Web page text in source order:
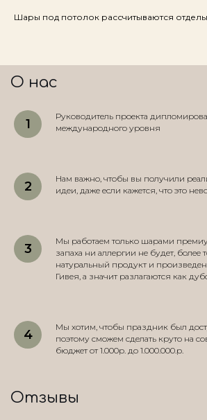
Шары под потолок рассчитываются
О нас
Руководитель проекта
международного уровня
Нам важно, чтобы вы получили
идеи, даже если кажется, что это
Мы работаем только шарами
запаха ни аллергии не будет,
натуральный продукт и
Гивея, а значит разлагаются как
Мы хотим, чтобы праздник был
поэтому сможем сделать круто на
бюджет от 1.000р. до 1.000.000.р.
Отзывы